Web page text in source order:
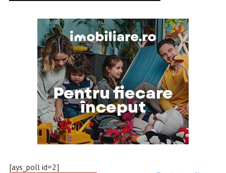
[ays_poll id=2]